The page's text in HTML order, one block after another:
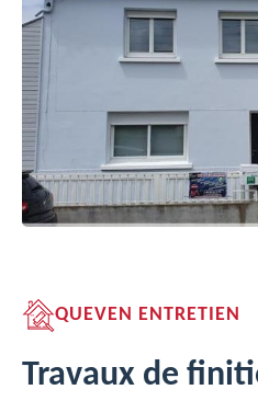
QUEVEN ENTRETIEN
Travaux de